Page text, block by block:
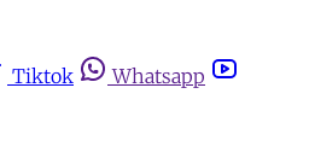
Tiktok Whatsapp